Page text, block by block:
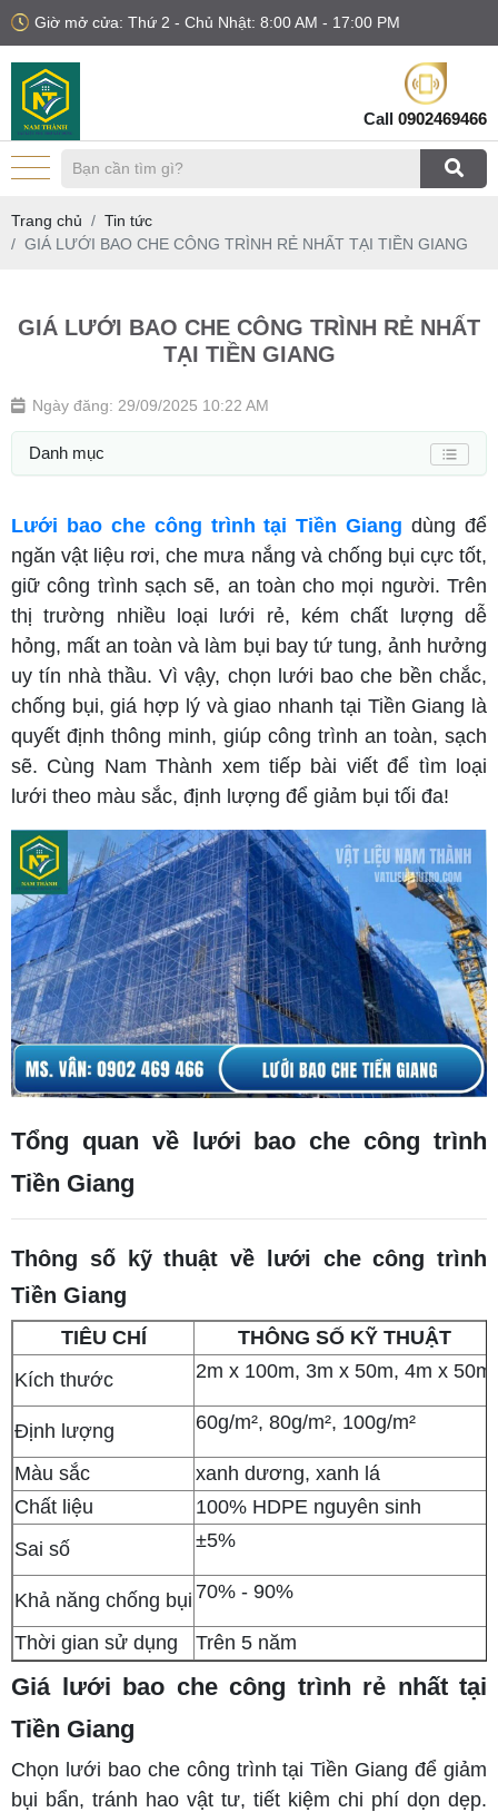
Giờ mở cửa: Thứ 2 - Chủ Nhật: 8:00 AM - 17:00 PM
Call 0902469466
Trang chủ
Tin tức
GIÁ LƯỚI BAO CHE CÔNG TRÌNH RẺ NHẤT TẠI TIỀN GIANG
GIÁ LƯỚI BAO CHE CÔNG TRÌNH RẺ NHẤT
TẠI TIỀN GIANG
Ngày đăng: 29/09/2025 10:22 AM
Danh mục
Lưới bao che công trình tại Tiền Giang dùng để
ngăn vật liệu rơi, che mưa nắng và chống bụi cực tốt,
giữ công trình sạch sẽ, an toàn cho mọi người. Trên
thị trường nhiều loại lưới rẻ, kém chất lượng dễ
hỏng, mất an toàn và làm bụi bay tứ tung, ảnh hưởng
uy tín nhà thầu. Vì vậy, chọn lưới bao che bền chắc,
chống bụi, giá hợp lý và giao nhanh tại Tiền Giang là
quyết định thông minh, giúp công trình an toàn, sạch
sẽ. Cùng Nam Thành xem tiếp bài viết để tìm loại
lưới theo màu sắc, định lượng để giảm bụi tối đa!
Tổng quan về lưới bao che công trình
Tiền Giang
Thông số kỹ thuật về lưới che công trình
Tiền Giang
TIÊU CHÍ
THÔNG SỐ KỸ THUẬT
Kích thước
2m x 100m, 3m x 50m, 4m x 50m
Định lượng 60g/m², 80g/m², 100g/m²
Màu sắc
xanh dương, xanh lá
Chất liệu
100% HDPE nguyên sinh
Sai số
±5%
Khả năng chống bụi 70% - 90%
Thời gian sử dụng Trên 5 năm
Giá lưới bao che công trình rẻ nhất tại
Tiền Giang
Chọn lưới bao che công trình tại Tiền Giang để giảm
bụi bẩn, tránh hao vật tư, tiết kiệm chi phí dọn dẹp.